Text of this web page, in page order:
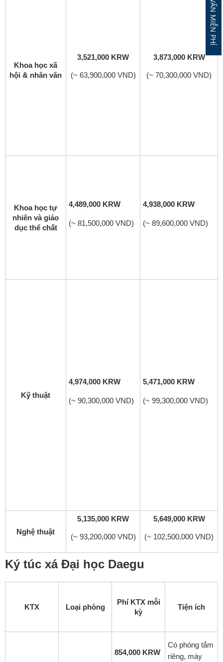
Khoa học xã
hội & nhân văn
3,521,000 KRW
(~ 63,900,000 VND)
3,873,000 KRW
(~ 70,300,000 VND)
Khoa học tự
nhiên và giáo
dục thể chất
4,489,000 KRW
(~ 81,500,000 VND)
4,938,000 KRW
(~ 89,600,000 VND)
Kỹ thuật
4,974,000 KRW
(~ 90,300,000 VND)
5,471,000 KRW
(~ 99,300,000 VND)
Nghệ thuật
5,135,000 KRW
(~ 93,200,000 VND)
5,649,000 KRW
(~ 102,500,000 VND)
Ký túc xá Đại học Daegu
KTX Loại phòng
Phí KTX mỗi
kỳ
Tiện ích
854,000 KRW
Có phòng tắm
riêng, máy